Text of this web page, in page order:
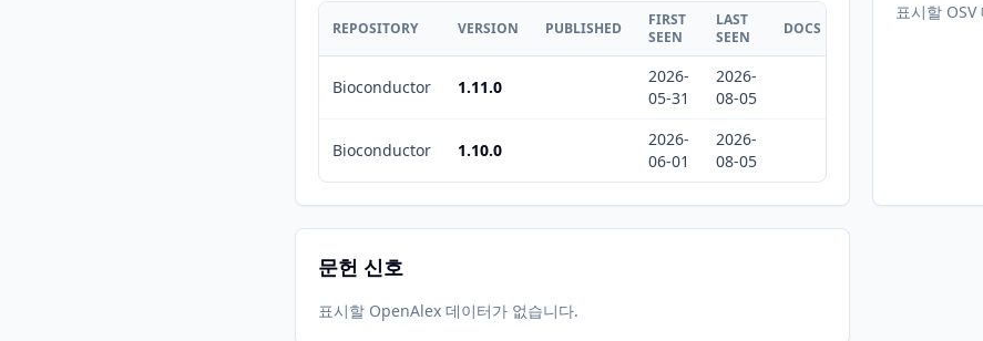
REPOSITORY VERSION PUBLISHED
FIRST
SEEN
LAST
SEEN
DOCS
Bioconductor 1.11.0
2026-
05-31
2026-
08-05
Bioconductor 1.10.0
2026-
06-01
2026-
08-05
표시할
문헌 신호
표시할 OpenAlex 데이터가 없습니다.